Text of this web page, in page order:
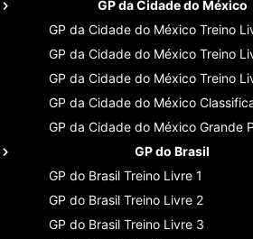
GP da Cidade do México
GP da Cidade do México Treino
GP da Cidade do México Treino
GP da Cidade do México Treino
GP da Cidade do México
GP da Cidade do México Grande
GP do Brasil
GP do Brasil Treino Livre 1
GP do Brasil Treino Livre 2
GP do Brasil Treino Livre 3